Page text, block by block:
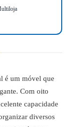
é um móvel que
Com oito
capacidade
diversos